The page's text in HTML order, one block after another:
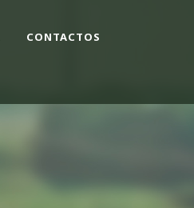
CONTACTOS